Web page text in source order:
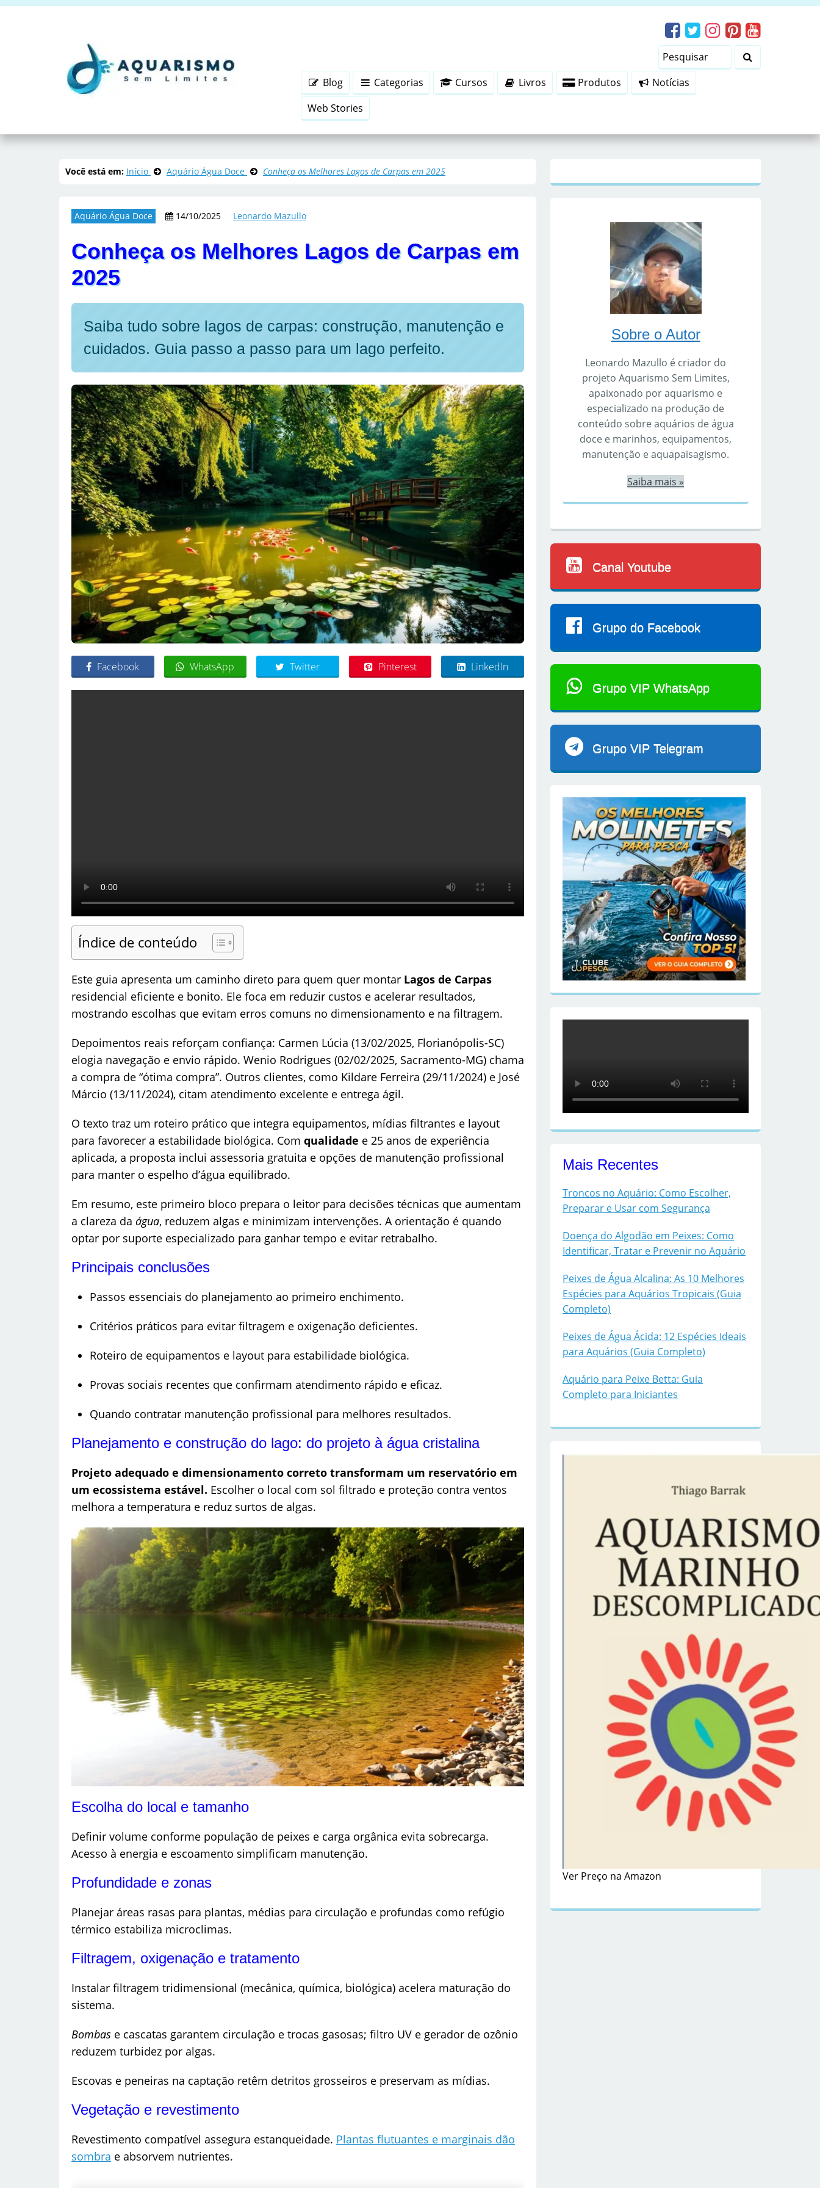
Blog Categorias Cursos Livros Produtos
Notícias
Web Stories
Você está em: Início Aquário Água Doce Conheça os Melhores Lagos de Carpas em 2025
Aquário Água Doce 14/10/2025 Leonardo Mazullo
Conheça os Melhores Lagos de Carpas em
2025
Saiba tudo sobre lagos de carpas: construção, manutenção e
cuidados. Guia passo a passo para um lago perfeito.
Facebook WhatsApp Twitter Pinterest LinkedIn
Índice de conteúdo
Este guia apresenta um caminho direto para quem quer montar Lagos de Carpas
residencial eficiente e bonito. Ele foca em reduzir custos e acelerar resultados,
mostrando escolhas que evitam erros comuns no dimensionamento e na filtragem.
Depoimentos reais reforçam confiança: Carmen Lúcia (13/02/2025, Florianópolis-SC)
elogia navegação e envio rápido. Wenio Rodrigues (02/02/2025, Sacramento-MG) chama
a compra de “ótima compra”. Outros clientes, como Kildare Ferreira (29/11/2024) e José
Márcio (13/11/2024), citam atendimento excelente e entrega ágil.
O texto traz um roteiro prático que integra equipamentos, mídias filtrantes e layout
para favorecer a estabilidade biológica. Com qualidade e 25 anos de experiência
aplicada, a proposta inclui assessoria gratuita e opções de manutenção profissional
para manter o espelho d’água equilibrado.
Em resumo, este primeiro bloco prepara o leitor para decisões técnicas que aumentam
a clareza da água, reduzem algas e minimizam intervenções. A orientação é quando
optar por suporte especializado para ganhar tempo e evitar retrabalho.
Principais conclusões
Passos essenciais do planejamento ao primeiro enchimento.
Critérios práticos para evitar filtragem e oxigenação deficientes.
Roteiro de equipamentos e layout para estabilidade biológica.
Provas sociais recentes que confirmam atendimento rápido e eficaz.
Quando contratar manutenção profissional para melhores resultados.
Planejamento e construção do lago: do projeto à água cristalina
Projeto adequado e dimensionamento correto transformam um reservatório em
um ecossistema estável. Escolher o local com sol filtrado e proteção contra ventos
melhora a temperatura e reduz surtos de algas.
Escolha do local e tamanho
Definir volume conforme população de peixes e carga orgânica evita sobrecarga.
Acesso à energia e escoamento simplificam manutenção.
Profundidade e zonas
Planejar áreas rasas para plantas, médias para circulação e profundas como refúgio
térmico estabiliza microclimas.
Filtragem, oxigenação e tratamento
Instalar filtragem tridimensional (mecânica, química, biológica) acelera maturação do
sistema.
Bombas e cascatas garantem circulação e trocas gasosas; filtro UV e gerador de ozônio
reduzem turbidez por algas.
Escovas e peneiras na captação retêm detritos grosseiros e preservam as mídias.
Vegetação e revestimento
Revestimento compatível assegura estanqueidade. Plantas flutuantes e marginais dão
sombra e absorvem nutrientes.
Sobre o Autor
Leonardo Mazullo é criador do
projeto Aquarismo Sem Limites,
apaixonado por aquarismo e
especializado na produção de
conteúdo sobre aquários de água
doce e marinhos, equipamentos,
manutenção e aquapaisagismo.
Saiba mais »
Canal Youtube
Grupo do Facebook
Grupo VIP WhatsApp
Grupo VIP Telegram
Mais Recentes
Troncos no Aquário: Como Escolher,
Preparar e Usar com Segurança
Doença do Algodão em Peixes: Como
Identificar, Tratar e Prevenir no Aquário
Peixes de Água Alcalina: As 10 Melhores
Espécies para Aquários Tropicais (Guia
Completo)
Peixes de Água Ácida: 12 Espécies Ideais
para Aquários (Guia Completo)
Aquário para Peixe Betta: Guia
Completo para Iniciantes
Ver Preço na Amazon